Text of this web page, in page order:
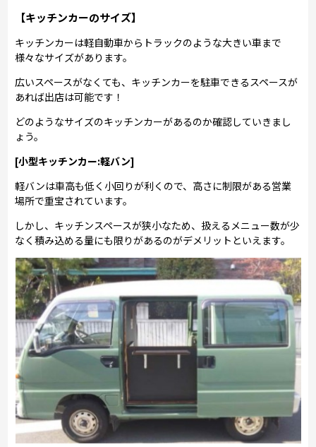
【キッチンカーのサイズ】
キッチンカーは軽自動車からトラックのような大きい車まで
様々なサイズがあります。
広いスペースがなくても、キッチンカーを駐車できるスペースが
あれば出店は可能です！
どのようなサイズのキッチンカーがあるのか確認していきまし
ょう。
[小型キッチンカー:軽バン]
軽バンは車高も低く小回りが利くので、高さに制限がある営業
場所で重宝されています。
しかし、キッチンスペースが狭小なため、扱えるメニュー数が少
なく積み込める量にも限りがあるのがデメリットといえます。